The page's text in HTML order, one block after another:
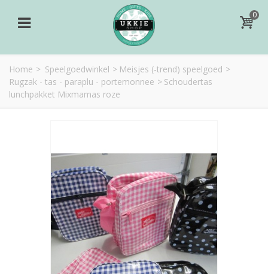
0
Home > Speelgoedwinkel > Meisjes (-trend) speelgoed >
Rugzak - tas - paraplu - portemonnee > Schoudertas
lunchpakket Mixmamas roze